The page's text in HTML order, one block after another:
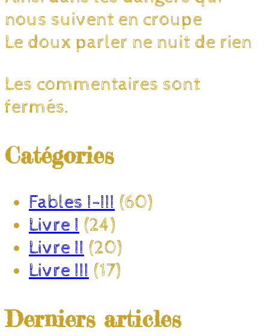
nous suivent en croupe
Le doux parler ne nuit de rien
Les commentaires sont
fermés.
Catégories
Fables I-III (60)
Livre I (24)
Livre II (20)
Livre III (17)
Derniers articles